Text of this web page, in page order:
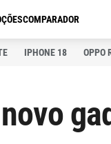
COMPARADOR
IPHONE 18 OPPO